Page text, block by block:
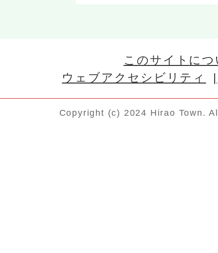
このサイトに
ウェブアクセシビリティ
Copyright (c) 2024 Hirao Town.